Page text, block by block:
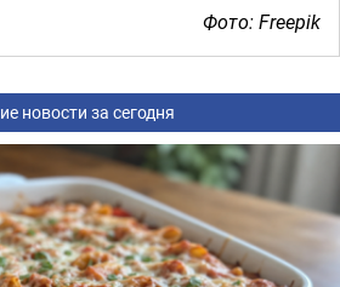
Фото: Freepik
новости за сегодня